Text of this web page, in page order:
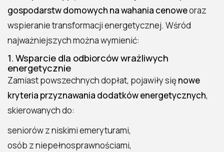
gospodarstw domowych na wahania cenoweoraz
wspieranie transformacji energetycznej. Wśród
najważniejszych można wymienić:
1. Wsparcie dla odbiorców wrażliwych
energetycznie
Zamiast powszechnych dopłat, pojawiły sięnowe
kryteria przyznawania dodatków energetycznych,
skierowanych do:
seniorów z niskimi emeryturami,
osób z niepełnosprawnościami,